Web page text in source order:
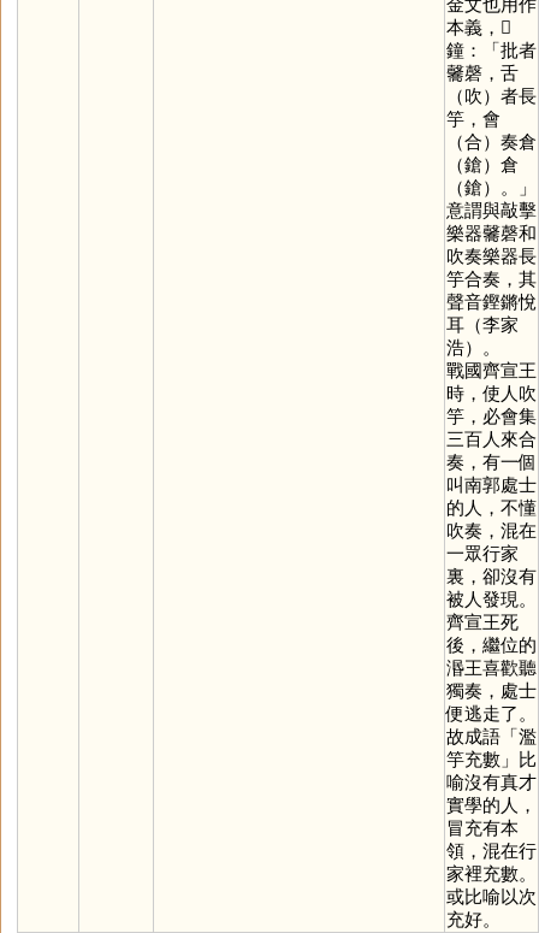
本義，𪒠
鐘：「批者
毊磬，舌
（吹）者長
竽，會
（合）奏倉
（鎗）倉
（鎗）。」
意謂與敲擊
樂器毊磬和
吹奏樂器長
竽合奏，其
聲音鏗鏘悅
耳（李家
浩）。
戰國齊宣王
時，使人吹
竽，必會集
三百人來合
奏，有一個
叫南郭處士
的人，不懂
吹奏，混在
一眾行家
裏，卻沒有
被人發現。
齊宣王死
後，繼位的
湣王喜歡聽
獨奏，處士
便逃走了。
故成語「濫
竽充數」比
喻沒有真才
實學的人，
冒充有本
領，混在行
家裡充數。
或比喻以次
充好。